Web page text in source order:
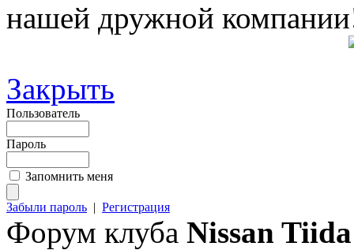
нашей дружной
Закрыть
Пользователь
Пароль
Запомнить меня
Забыли пароль | Регистрация
Форум клуба Nissan Tiida